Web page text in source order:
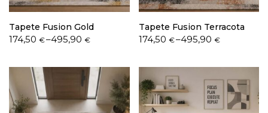
Tapete Fusion Gold
174,50 €–495,90€
Price
through
495,90 €
Tapete Fusion Terracota
174,50 €–495,90 €
Price
through
495,90 €